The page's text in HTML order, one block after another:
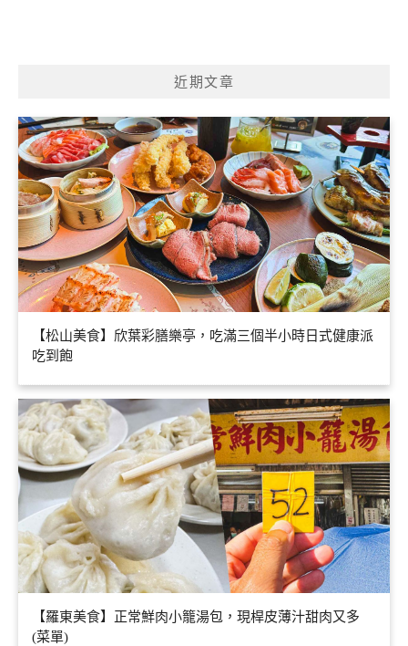
近期文章
【松山美食】欣葉彩膳樂亭，吃滿三個半小時日式健康派
吃到飽
【羅東美食】正常鮮肉小籠湯包，現桿皮薄汁甜肉又多
(菜單)